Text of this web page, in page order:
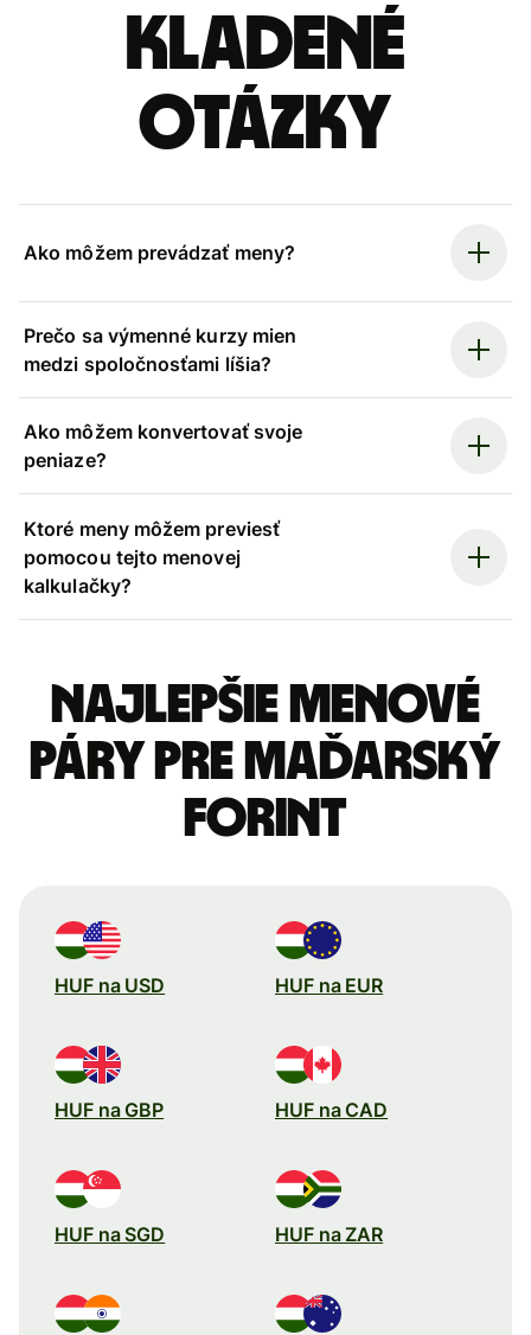
kladené
otázky
Ako môžem prevádzať meny?
Prečo sa výmenné kurzy mien
medzi spoločnosťami líšia?
Ako môžem konvertovať svoje
peniaze?
Ktoré meny môžem previesť
pomocou tejto menovej
kalkulačky?
Najlepšie menové
páry pre Maďarský
forint
HUF na USD HUF na EUR
HUF na GBP HUF na CAD
HUF na SGD HUF na ZAR